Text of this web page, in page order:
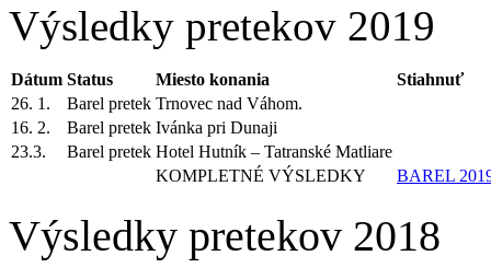
Výsledky pretekov 2019
Dátum Status Miesto konania
Stiahnuť
26. 1.
Barel pretek Trnovec nad Váhom.
16. 2.
Barel pretek Ivánka pri Dunaji
23.3.
Barel pretek Hotel Hutník – Tatranské Matliare
KOMPLETNÉ VÝSLEDKY
BAREL
Výsledky pretekov 2018